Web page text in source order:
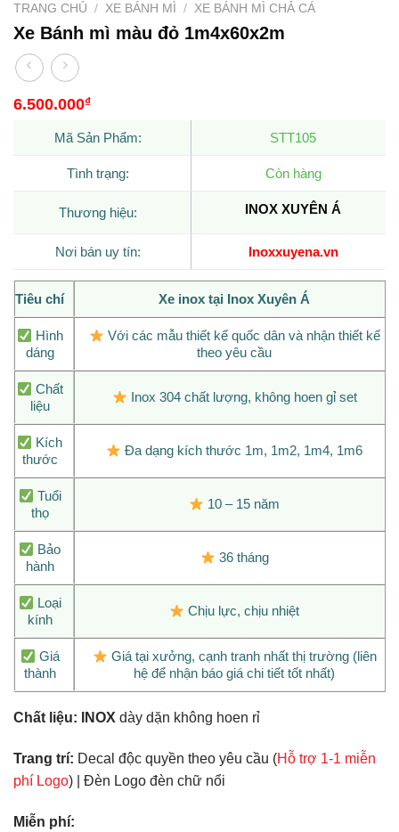
TRANG CHỦ / XE BÁNH MÌ / XE BÁNH MÌ CHẢ CÁ
Xe Bánh mì màu đỏ 1m4x60x2m
6.500.000₫
Mã Sản Phẩm: STT105
Tình trạng: Còn hàng
Thương hiệu: INOX XUYÊN Á
Nơi bán uy tín: Inoxxuyena.vn
Tiêu chí Xe inox tại Inox Xuyên Á
Hình
dáng
Với các mẫu thiết kế quốc dân và nhận thiết kế
theo yêu cầu
Chất
liệu
Inox 304 chất lượng, không hoen gỉ set
Kích
thước
Đa dạng kích thước 1m, 1m2, 1m4, 1m6
Tuổi
thọ
10 – 15 năm
Bảo
hành
36 tháng
Loại
kính
Chịu lực, chịu nhiệt
Giá
thành
Giá tại xưởng, cạnh tranh nhất thị trường (liên
hệ để nhận báo giá chi tiết tốt nhất)
Chất liệu: INOX dày dặn không hoen rỉ
Trang trí: Decal độc quyền theo yêu cầu (Hỗ trợ 1-1 miễn
phí Logo) | Đèn Logo đèn chữ nổi
Miễn phí: